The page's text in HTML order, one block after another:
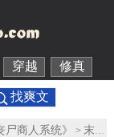
穿越 修真
找爽文
尸商人系统》 > 末日：丧尸商人系统TXT下载